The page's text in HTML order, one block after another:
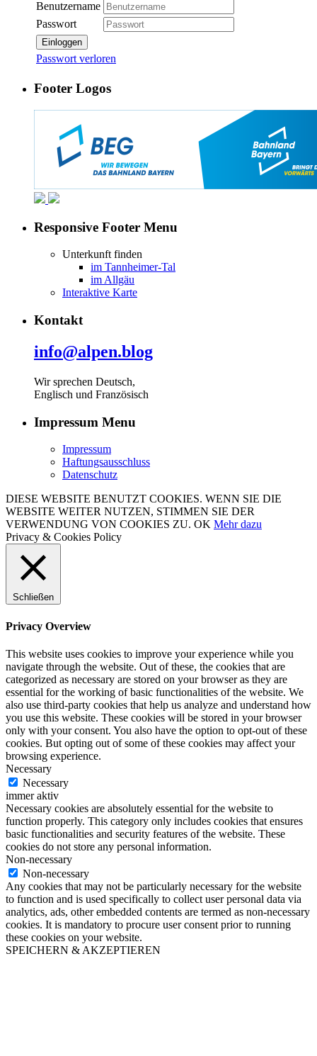
Benutzername
Passwort
Einloggen
Passwort verloren
Footer Logos
Responsive Footer Menu
Unterkunft finden
im Tannheimer-Tal
im Allgäu
Interaktive Karte
Kontakt
info@alpen.blog
Wir sprechen Deutsch,
Englisch und Französisch
Impressum Menu
Impressum
Haftungsausschluss
Datenschutz
DIESE WEBSITE BENUTZT COOKIES. WENN SIE DIE
WEBSITE WEITER NUTZEN, STIMMEN SIE DER
VERWENDUNG VON COOKIES ZU. OK Mehr dazu
Privacy & Cookies Policy
Schließen
Privacy Overview
This website uses cookies to improve your experience while you
navigate through the website. Out of these, the cookies that are
categorized as necessary are stored on your browser as they are
essential for the working of basic functionalities of the website. We
also use third-party cookies that help us analyze and understand how
you use this website. These cookies will be stored in your browser
only with your consent. You also have the option to opt-out of these
cookies. But opting out of some of these cookies may affect your
browsing experience.
Necessary
Necessary
immer aktiv
Necessary cookies are absolutely essential for the website to
function properly. This category only includes cookies that ensures
basic functionalities and security features of the website. These
cookies do not store any personal information.
Non-necessary
Non-necessary
Any cookies that may not be particularly necessary for the website
to function and is used specifically to collect user personal data via
analytics, ads, other embedded contents are termed as non-necessary
cookies. It is mandatory to procure user consent prior to running
these cookies on your website.
SPEICHERN & AKZEPTIEREN